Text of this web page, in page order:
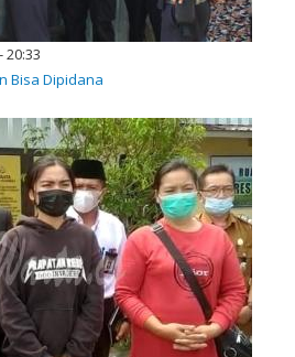
20:33
Bisa Dipidana